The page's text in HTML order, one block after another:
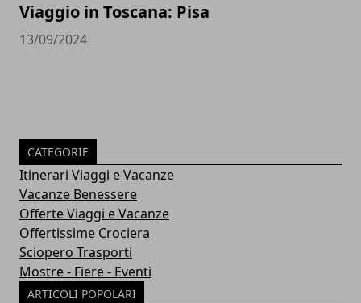
Viaggio in Toscana: Pisa
13/09/2024
CATEGORIE
Itinerari Viaggi e Vacanze
Vacanze Benessere
Offerte Viaggi e Vacanze
Offertissime Crociera
Sciopero Trasporti
Mostre - Fiere - Eventi
ARTICOLI POPOLARI